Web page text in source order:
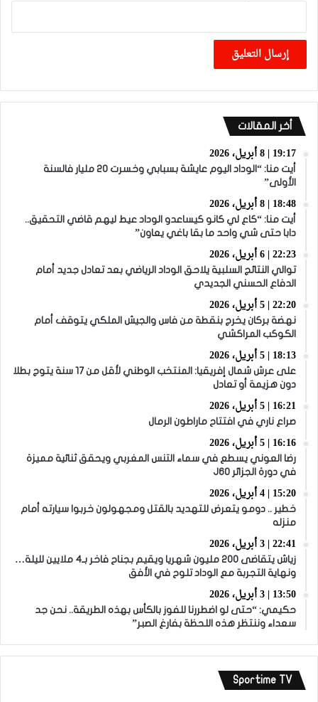
أخر المقالات
19:17 | 8 أبريل، 2026
أيت منا: “الوداد اليوم عايشة بسبابي وخسرت 20 مليار فالسنة
الأولى”
18:48 | 8 أبريل، 2026
أيت منا: “كاع لي كانو كيساعدو الوداد عيط ليهم قاضي التحقيق..
دابا حتى شي واحد ما بقا باغي يعاون”
22:23 | 6 أبريل، 2026
توالي النتائج السلبية يلاحق الوداد الرياضي بعد تعادل جديد أمام
الدفاع الحسني الجديدي
22:20 | 5 أبريل، 2026
نهضة بركان يخرج بنقطة من فاس والجيش الملكي يتوقف أمام
الكوكب المراكشي
18:13 | 5 أبريل، 2026
على عرش شمال إفريقيا: المنتخب الوطني لأقل من 17 سنة يتوج بطلا
دون هزيمة أو تعادل
16:21 | 5 أبريل، 2026
صراع ناري في افتتاح ماراطون الرمال
16:16 | 5 أبريل، 2026
رضا العوني يسطع في سماء التنس المغربي ويحقق ثنائية مميزة
في دورة الجزائر J60
15:20 | 4 أبريل، 2026
خطير .. دومو يتعرض للتهديد بالقتل ومجهولون خربوا سيارته أمام
منزله
22:41 | 3 أبريل، 2026
زياش يتقاضى 200 مليون شهريا ويقيم بجناح فاخر بـ4 ملايين لليلة…
ونهاية التجربة مع الوداد تلوح في الأفق
13:50 | 3 أبريل، 2026
حكيمي: “حتى لو اضطررنا للفوز بالكأس بهذه الطريقة.. نحن جد
سعداء وننتظر هذه اللحظة بفارغ الصبر”
Sportime TV